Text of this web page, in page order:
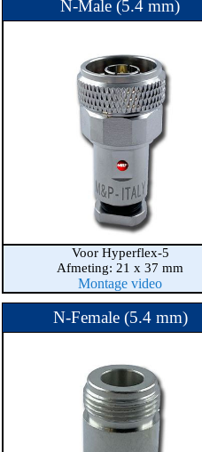
N-Male (5.4 mm)
Voor Hyperflex-5
Afmeting: 21 x 37 mm
Montage video
N-Female (5.4 mm)